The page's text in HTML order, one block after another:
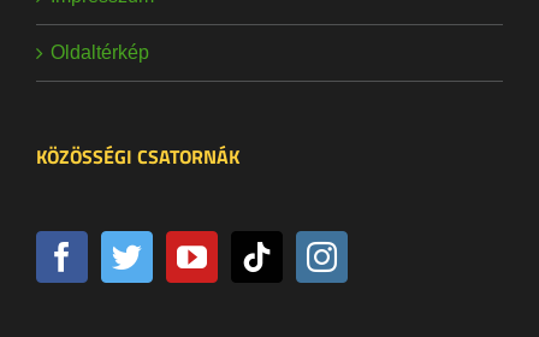
Oldaltérkép
KÖZÖSSÉGI CSATORNÁK